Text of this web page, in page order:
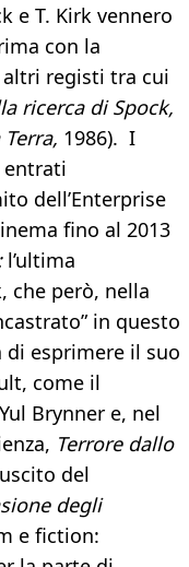
e T. Kirk vennero
con la
altri registi tra cui
ricerca di Spock,
1986). I
entrati
dell’Enterprise
fino al 2013
l’ultima
che però, nella
in questo
esprimere il suo
come il
Brynner e, nel
Terrore dallo
del
degli
e fiction: